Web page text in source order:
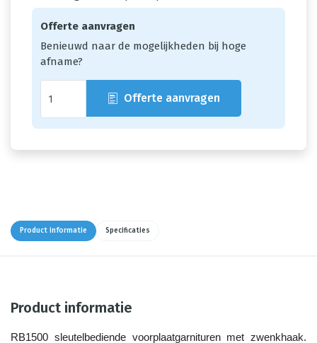
Offerte aanvragen
Benieuwd naar de mogelijkheden bij hoge
afname?
Offerte aanvragen
Product informatie Specificaties
Product informatie